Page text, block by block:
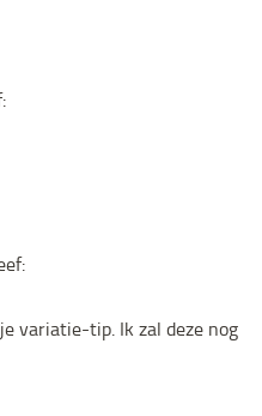
variatie-tip. Ik zal deze nog